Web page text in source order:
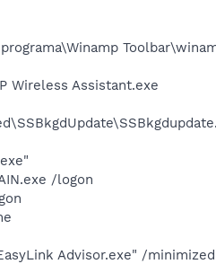
Wireless Assistant.exe
/logon
Advisor.exe" /minimized